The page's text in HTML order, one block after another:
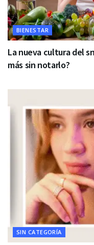
BIENESTAR
La nueva cultura del
más sin notarlo?
SIN CATEGORÍA